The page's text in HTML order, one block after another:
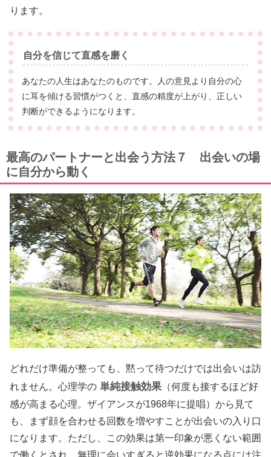
ります。
自分を信じて直感を磨く
あなたの人生はあなたのものです。人の意見より自分の心
に耳を傾ける習慣がつくと、直感の精度が上がり、正しい
判断ができるようになります。
最高のパートナーと出会う方法７ 出会いの場
に自分から動く
どれだけ準備が整っても、黙って待つだけでは出会いは訪
れません。心理学の 単純接触効果 （何度も接するほど好
感が高まる心理。ザイアンスが1968年に提唱）から見て
も、まず顔を合わせる回数を増やすことが出会いの入り口
になります。ただし、この効果は第一印象が悪くない範囲